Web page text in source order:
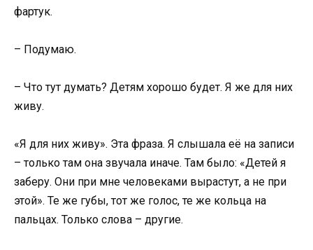
фартук.
– Подумаю.
– Что тут думать? Детям хорошо будет. Я же для них
живу.
«Я для них живу». Эта фраза. Я слышала её на записи
– только там она звучала иначе. Там было: «Детей я
заберу. Они при мне человеками вырастут, а не при
этой». Те же губы, тот же голос, те же кольца на
пальцах. Только слова – другие.